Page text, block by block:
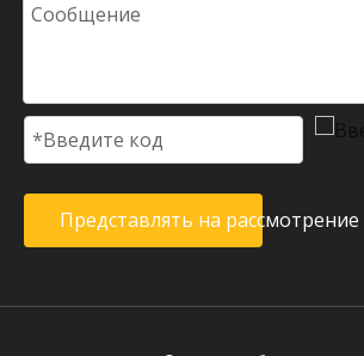
Представлять на рассмотрение